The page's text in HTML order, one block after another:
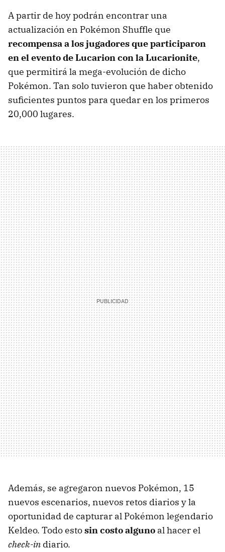
A partir de hoy podrán encontrar una
actualización en Pokémon Shuffle que
recompensa a los jugadores que participaron
en el evento de Lucarion con la Lucarionite,
que permitirá la mega-evolución de dicho
Pokémon. Tan solo tuvieron que haber obtenido
suficientes puntos para quedar en los primeros
20,000 lugares.
Además, se agregaron nuevos Pokémon, 15
nuevos escenarios, nuevos retos diarios y la
oportunidad de capturar al Pokémon legendario
Keldeo. Todo estosin costo alguno al hacer el
check-in diario.